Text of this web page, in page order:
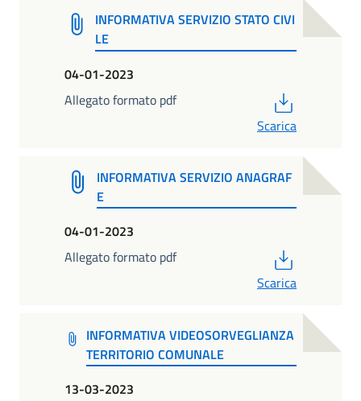
INFORMATIVA SERVIZIO STATO CIVI
LE
04-01-2023
Allegato formato pdf
Scarica
INFORMATIVA SERVIZIO ANAGRAF
E
04-01-2023
Allegato formato pdf
Scarica
INFORMATIVA VIDEOSORVEGLIANZA
TERRITORIO COMUNALE
13-03-2023